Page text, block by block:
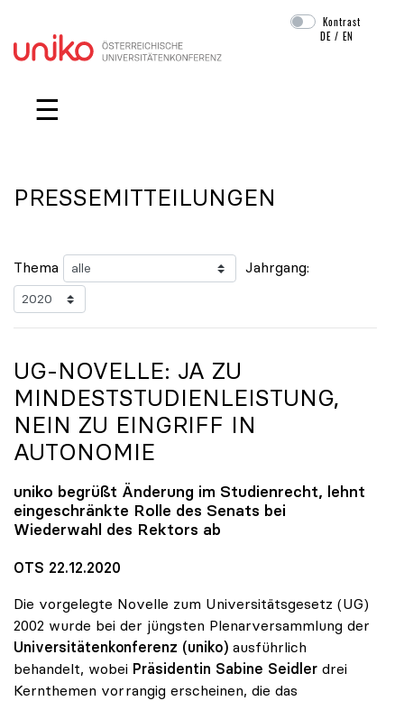
Navigation überspringen
Kontrast
DE /EN
☰
PRESSEMITTEILUNGEN
Thema Jahrgang:
UG-NOVELLE: JA ZU
MINDESTSTUDIENLEISTUNG,
NEIN ZU EINGRIFF IN
AUTONOMIE
uniko begrüßt Änderung im Studienrecht, lehnt
eingeschränkte Rolle des Senats bei
Wiederwahl des Rektors ab
OTS 22.12.2020
Die vorgelegte Novelle zum Universitätsgesetz (UG)
2002 wurde bei der jüngsten Plenarversammlung der
Universitätenkonferenz (uniko) ausführlich
behandelt, wobei Präsidentin Sabine Seidler drei
Kernthemen vorrangig erscheinen, die das